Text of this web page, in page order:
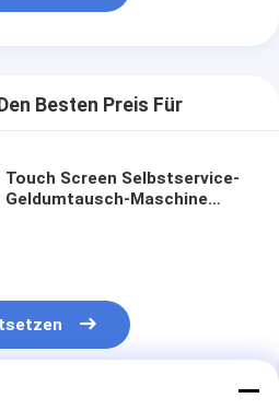
Besten Preis Für
Touch Screen Selbstservice-
Geldumtausch-Maschine